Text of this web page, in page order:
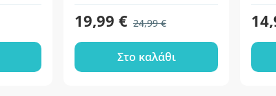
19,99 € 24,99 €
Στο καλάθι